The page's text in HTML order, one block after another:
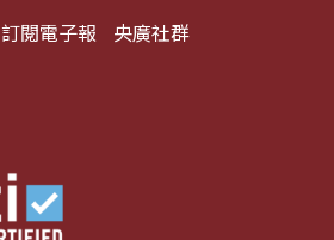
訂閱電子報 央廣社群